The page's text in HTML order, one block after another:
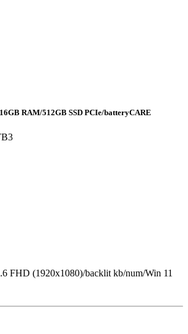
RAM/512GB SSD PCIe/batteryCARE
FHD (1920x1080)/backlit kb/num/Win 11